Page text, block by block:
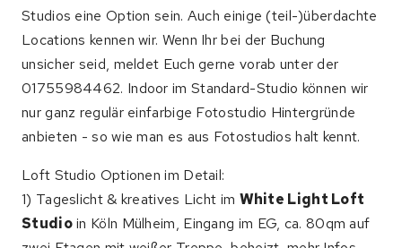
Studios eine Option sein. Auch einige (teil-)überdachte
Locations kennen wir. Wenn Ihr bei der Buchung
unsicher seid, meldet Euch gerne vorab unter der
01755984462. Indoor im Standard-Studio können wir
nur ganz regulär einfarbige Fotostudio Hintergründe
anbieten - so wie man es aus Fotostudios halt kennt.
Loft Studio Optionen im Detail:
1) Tageslicht & kreatives Licht im White Light Loft
Studioin Köln Mülheim, Eingang im EG, ca. 80qm auf